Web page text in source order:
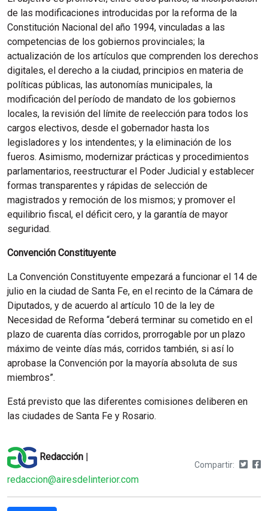
de las modificaciones introducidas por la reforma de la
Constitución Nacional del año 1994, vinculadas a las
competencias de los gobiernos provinciales; la
actualización de los artículos que comprenden los derechos
digitales, el derecho a la ciudad, principios en materia de
políticas públicas, las autonomías municipales, la
modificación del período de mandato de los gobiernos
locales, la revisión del límite de reelección para todos los
cargos electivos, desde el gobernador hasta los
legisladores y los intendentes; y la eliminación de los
fueros. Asimismo, modernizar prácticas y procedimientos
parlamentarios, reestructurar el Poder Judicial y establecer
formas transparentes y rápidas de selección de
magistrados y remoción de los mismos; y promover el
equilibrio fiscal, el déficit cero, y la garantía de mayor
seguridad.
Convención Constituyente
La Convención Constituyente empezará a funcionar el 14 de
julio en la ciudad de Santa Fe, en el recinto de la Cámara de
Diputados, y de acuerdo al artículo 10 de la ley de
Necesidad de Reforma “deberá terminar su cometido en el
plazo de cuarenta días corridos, prorrogable por un plazo
máximo de veinte días más, corridos también, si así lo
aprobase la Convención por la mayoría absoluta de sus
miembros”.
Está previsto que las diferentes comisiones deliberen en
las ciudades de Santa Fe y Rosario.
Redacción |
redaccion@airesdelinterior.com
Compartir: